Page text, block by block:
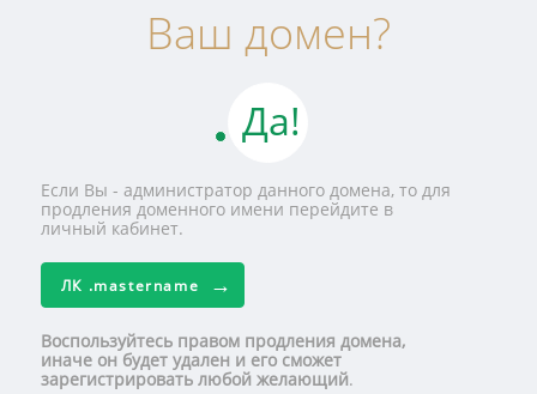
Ваш домен?
Да!
Если Вы - администратор данного домена, то для
продления доменного имени перейдите в
личный кабинет.
ЛК .mastername
Воспользуйтесь правом продления домена,
иначе он будет удален и его сможет
зарегистрировать любой желающий.